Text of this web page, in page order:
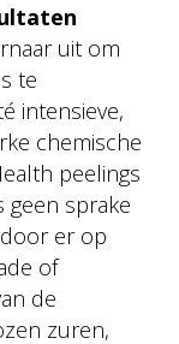
uit om
te
intensieve,
chemische
peelings
geen sprake
er op
of
de
zuren,